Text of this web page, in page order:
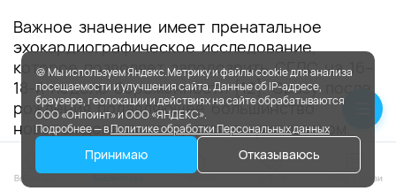
Важное значение имеет пренатальное
эхокардиографическое исследование,
которое позволяет заподозрить СГЛС на 16–
18-й неделе беременности [12]. Сразу после
рождения подавляющее большинство
новорожденных находятся в критическом
состоянии, что требует максимально
быстрого перевода пациента в
🍪 Мы используем Яндекс.Метрику и файлы cookie для анализа
посещаемости и улучшения сайта. Данные об IP-адресе,
браузере, геолокации и действиях на сайте обрабатываются
ООО «Онпоинт» и ООО «ЯНДЕКС».
Подробнее — вПолитике обработки Персональных данных
Принимаю Отказываюсь